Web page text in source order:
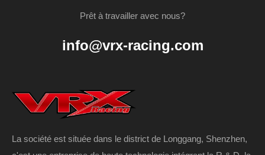
Prêt à travailler avec nous?
info@vrx-racing.com
La société est située dans le district de Longgang, Shenzhen,